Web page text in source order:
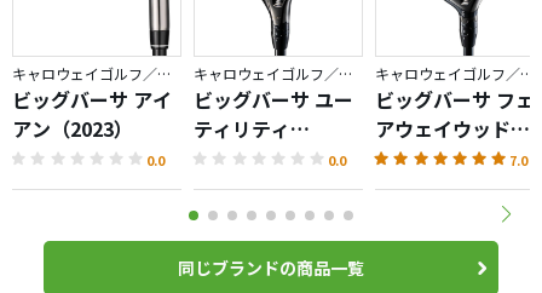
キャロウェイゴルフ／ビッグバーサ
ビッグバーサ アイ
アン（2023）
0.0
キャロウェイゴルフ／ビッグバーサ
ビッグバーサ ユー
ティリティ
（2023）
0.0
キャロウェイゴルフ／ビッグバーサ
ビッグバーサ フェ
アウェイウッド
（2023）
7.0
同じブランドの商品一覧